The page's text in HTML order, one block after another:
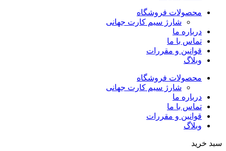
محصولات فروشگاه
شارژ سیم کارت جهانی
درباره ما
تماس با ما
قوانین و مقررات
وبلاگ
محصولات فروشگاه
شارژ سیم کارت جهانی
درباره ما
تماس با ما
قوانین و مقررات
وبلاگ
سبد خرید